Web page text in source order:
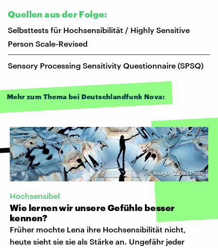
Quellen aus der Folge:
Selbsttests für Hochsensibilität / Highly Sensitive
Person Scale-Revised
Sensory Processing Sensitivity Questionnaire (SPSQ)
Mehr zum Thema bei Deutschlandfunk Nova:
©imago | Zuma Press
Hochsensibel
Wie lernen wir unsere Gefühle besser
kennen?
Früher mochte Lena ihre Hochsensibilität nicht,
heute sieht sie sie als Stärke an. Ungefähr jeder